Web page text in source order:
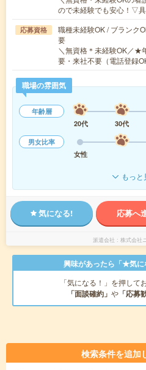
ので未経験でも安心！▽
応募資格
職種未経験OK / ブランク
要
＼無資格＊未経験OK／★
要・来社不要（電話登録
職場の雰囲気
年齢層
20代
30代
男女比率
女性
もっと
気になる! 応募へ
派遣会社 株式会社
興味があったら「★気に
「気になる！」を押して
「面談確約」 や 「応募
検索条件を追加